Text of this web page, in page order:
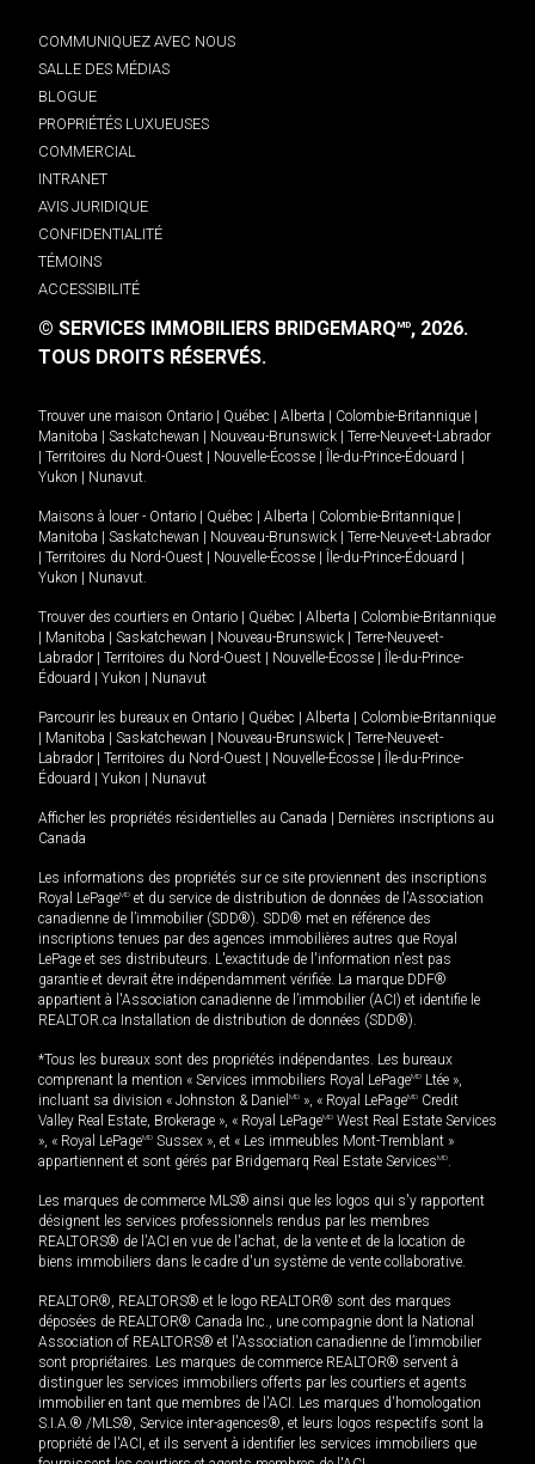
COMMUNIQUEZ AVEC NOUS
SALLE DES MÉDIAS
BLOGUE
PROPRIÉTÉS LUXUEUSES
COMMERCIAL
INTRANET
AVIS JURIDIQUE
CONFIDENTIALITÉ
TÉMOINS
ACCESSIBILITÉ
© SERVICES IMMOBILIERS BRIDGEMARQMD, 2026.
TOUS DROITS RÉSERVÉS.
Trouver une maison Ontario Québec Alberta Colombie-Britannique
Manitoba
Saskatchewan Nouveau-Brunswick
Terre-Neuve-et-Labrador
Territoires du Nord-Ouest Nouvelle-Écosse Île-du-Prince-Édouard
Yukon
Nunavut.
Maisons à louer - Ontario Québec Alberta Colombie-Britannique
Manitoba
Saskatchewan Nouveau-Brunswick
Terre-Neuve-et-Labrador
Territoires du Nord-Ouest Nouvelle-Écosse Île-du-Prince-Édouard
Yukon
Nunavut.
Trouver des courtiers en Ontario Québec Alberta
Colombie-Britannique
Manitoba Saskatchewan Nouveau-Brunswick
Terre-Neuve-et-
Labrador
Territoires du Nord-Ouest Nouvelle-Écosse
Île-du-Prince-
Édouard
Yukon Nunavut
Parcourir les bureaux en Ontario Québec Alberta
Colombie-Britannique
Manitoba Saskatchewan Nouveau-Brunswick
Terre-Neuve-et-
Labrador
Territoires du Nord-Ouest Nouvelle-Écosse
Île-du-Prince-
Édouard
Yukon Nunavut
Afficher les propriétés résidentielles au Canada
Dernières inscriptions au
Canada
Les informations des propriétés sur ce site proviennent des inscriptions
Royal LePageMD et du service de distribution de données de l'Association
canadienne de l’immobilier (SDD®). SDD® met en référence des
inscriptions tenues par des agences immobilières autres que Royal
LePage et ses distributeurs. L'exactitude de l'information n'est pas
garantie et devrait être indépendamment vérifiée. La marque DDF®
appartient à l'Association canadienne de l’immobilier (ACI) et identifie le
REALTOR.ca Installation de distribution de données (SDD®).
*Tous les bureaux sont des propriétés indépendantes. Les bureaux
comprenant la mention « Services immobiliers Royal LePageMD Ltée »,
incluant sa division « Johnston & Daniel MD », « Royal LePageMD Credit
Valley Real Estate, Brokerage », « Royal LePageMD West Real Estate Services
», « Royal LePageMD Sussex », et « Les immeubles Mont-Tremblant »
appartiennent et sont gérés par Bridgemarq Real Estate ServicesMD.
Les marques de commerce MLS® ainsi que les logos qui s'y rapportent
désignent les services professionnels rendus par les membres
REALTORS® de l'ACI en vue de l'achat, de la vente et de la location de
biens immobiliers dans le cadre d'un système de vente collaborative.
REALTOR®, REALTORS® et le logo REALTOR® sont des marques
déposées de REALTOR® Canada Inc., une compagnie dont la National
Association of REALTORS® et l'Association canadienne de l’immobilier
sont propriétaires. Les marques de commerce REALTOR® servent à
distinguer les services immobiliers offerts par les courtiers et agents
immobilier en tant que membres de l'ACI. Les marques d'homologation
S.I.A.® /MLS®, Service inter-agences®, et leurs logos respectifs sont la
propriété de l'ACI, et ils servent à identifier les services immobiliers que